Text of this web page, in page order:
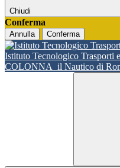
Chiudi
Conferma
Annulla Conferma
Istituto Tecnologico Trasporti
COLONNA il Nautico di